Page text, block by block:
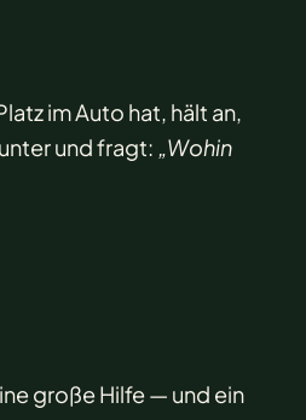
im Auto hat, hält an,
und fragt: „Wohin
große Hilfe — und ein